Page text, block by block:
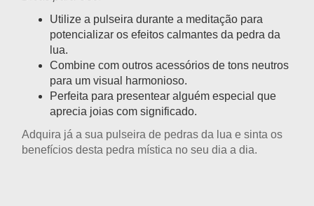
Utilize a pulseira durante a meditação para
potencializar os efeitos calmantes da pedra da
lua.
Combine com outros acessórios de tons neutros
para um visual harmonioso.
Perfeita para presentear alguém especial que
aprecia joias com significado.
Adquira já a sua pulseira de pedras da lua e sinta os
benefícios desta pedra mística no seu dia a dia.